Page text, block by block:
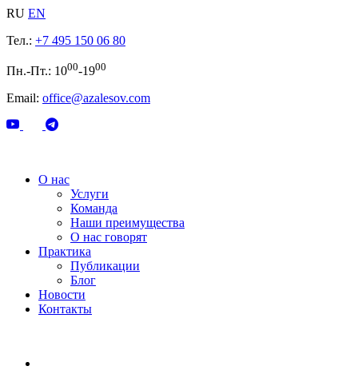
RU EN
Тел.: +7 495 150 06 80
Пн.-Пт.: 1000-1900
Email: office@azalesov.com
О нас
Услуги
Команда
Наши преимущества
О нас говорят
Практика
Публикации
Блог
Новости
Контакты